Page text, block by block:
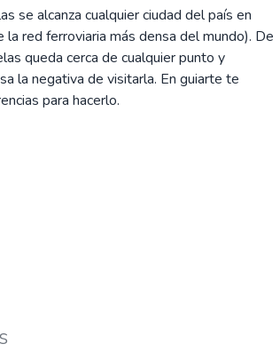
se alcanza cualquier ciudad del país en
la red ferroviaria más densa del mundo). De
queda cerca de cualquier punto y
la negativa de visitarla. En guiarte te
para hacerlo.